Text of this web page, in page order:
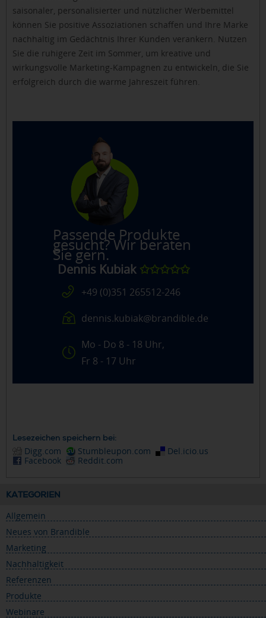
saisonaler, personalisierter und nützlicher Werbemittel
können Sie positive Assoziationen schaffen und Ihre Marke
nachhaltig im Gedächtnis Ihrer Kunden verankern. Nutzen
Sie die ruhigere Zeit im Sommer, um kreative und
wirkungsvolle Marketing-Kampagnen zu entwickeln, die Sie
erfolgreich durch die warme Jahreszeit führen.
Passende Produkte
gesucht? Wir beraten
Sie gern.
Dennis Kubiak ✩✩✩✩✩
+49 (0)351 265512-246
dennis.kubiak@brandible.de
Mo - Do 8 - 18 Uhr,
Fr 8 - 17 Uhr
Lesezeichen speichern bei:
Digg.com Stumbleupon.com
Del.icio.us
Facebook
Reddit.com
KATEGORIEN
Allgemein
Neues von Brandible
Marketing
Nachhaltigkeit
Referenzen
Produkte
Webinare